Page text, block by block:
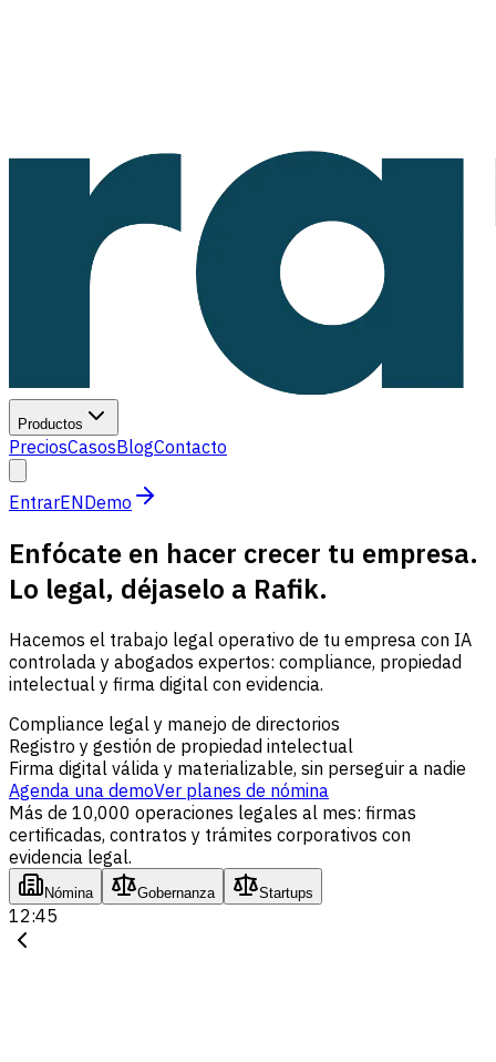
Productos
PreciosCasosBlogContacto
EntrarENDemo
Enfócate en hacer crecer tu empresa.
Lo legal, déjaselo a Rafik.
Hacemos el trabajo legal operativo de tu empresa con IA
controlada y abogados expertos: compliance, propiedad
intelectual y firma digital con evidencia.
Compliance legal y manejo de directorios
Registro y gestión de propiedad intelectual
Firma digital válida y materializable, sin perseguir a nadie
Agenda una demoVer planes de nómina
Más de 10,000 operaciones legales al mes: firmas
certificadas, contratos y trámites corporativos con
evidencia legal.
Nómina Gobernanza Startups
12:45